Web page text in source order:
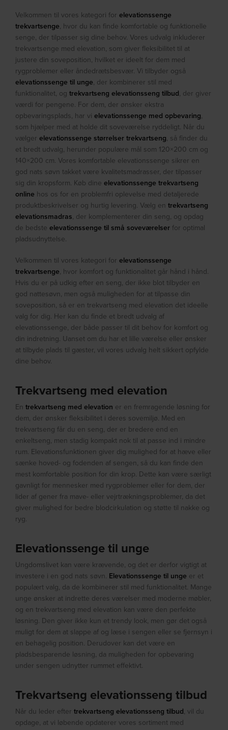
Velkommen til vores kategori forelevationssenge
trekvartsenge, hvor du kan finde komfortable og funktionelle
senge, der tilpasser sig dine behov. Vores udvalg inkluderer
trekvartsenge med elevation, som giver fleksibilitet til at
justere din soveposition, hvilket er ideelt for dem med
rygproblemer eller åndedrætsbesvær. Vi tilbyder også
elevationssenge til unge, der kombinerer stil med
funktionalitet, ogtrekvartseng elevationsseng tilbud, der giver
værdi for pengene. For dem, der ønsker ekstra
opbevaringsplads, har vielevationssenge med opbevaring,
som hjælper med at holde dit soveværelse ryddeligt. Når du
vælgerelevationssenge størrelser trekvartseng, så finder du
et bredt udvalg, herunder populære mål som 120×200 cm og
140×200 cm. Vores komfortable elevationssenge sikrer en
god nats søvn takket være kvalitetsmadrasser, der tilpasser
sig din kropsform. Køb dineelevationssenge trekvartseng
online hos os for en problemfri oplevelse med detaljerede
produktbeskrivelser og hurtig levering. Vælg entrekvartseng
elevationsmadras, der komplementerer din seng, og opdag
de bedsteelevationssenge til små soveværelser for optimal
pladsudnyttelse.
Velkommen til vores kategori forelevationssenge
trekvartsenge, hvor komfort og funktionalitet går hånd i hånd.
Hvis du er på udkig efter en seng, der ikke blot tilbyder en
god nattesøvn, men også muligheden for at tilpasse din
soveposition, så er en trekvartseng med elevation det ideelle
valg for dig. Her kan du finde et bredt udvalg af
elevationssenge, der både passer til dit behov for komfort og
din indretning. Uanset om du har et lille værelse eller ønsker
at tilbyde plads til gæster, vil vores udvalg helt sikkert opfylde
dine behov.
Trekvartseng med elevation
Entrekvartseng med elevation er en fremragende løsning for
dem, der ønsker fleksibilitet i deres sovemiljø. Med en
trekvartseng får du en seng, der er bredere end en
enkeltseng, men stadig kompakt nok til at passe ind i mindre
rum. Elevationsfunktionen giver dig mulighed for at hæve eller
sænke hoved- og fodenden af sengen, så du kan finde den
mest komfortable position for din krop. Dette kan være særligt
gavnligt for mennesker med rygproblemer eller for dem, der
lider af gener fra mave- eller vejrtrækningsproblemer, da det
giver mulighed for bedre blodcirkulation og støtte til nakke og
ryg.
Elevationssenge til unge
Ungdomslivet kan være krævende, og det er derfor vigtigt at
investere i en god nats søvn. Elevationssenge til unge er et
populært valg, da de kombinerer stil med funktionalitet. Mange
unge ønsker at indrette deres værelser med moderne møbler,
og en trekvartseng med elevation kan være den perfekte
løsning. Den giver ikke kun et trendy look, men gør det også
muligt for dem at slappe af og læse i sengen eller se fjernsyn i
en behagelig position. Derudover kan det være en
pladsbesparende løsning, da muligheden for opbevaring
under sengen udnytter rummet effektivt.
Trekvartseng elevationsseng tilbud
Når du leder eftertrekvartseng elevationsseng tilbud, vil du
opdage, at vi løbende opdaterer vores sortiment med